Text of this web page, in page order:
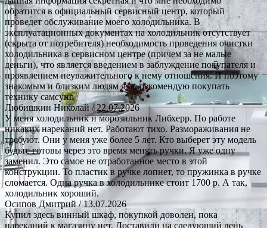
обратится в официальный сервисный центр, который
проведет обслуживание моего холодильника. В
эксплуатационных документах на холодильник отсутствует
(скрыта от потребителя) необходимость проведения очистки
холодильника в сервисном центре (причем за не малые
деньги), что является введением в заблуждение покупателя и
проявлением неуважительного к нему отношения. И поэтому
знакомым и близким людям я не рекомендую покупать
технику самсунг.
Любишкин Николай/ 22.07.2026
У меня холодильник и морозильник Либхерр. По работе
никаких нареканий нет. Работают тихо. Размораживания не
требуют. Они у меня уже более 5 лет. Кто выберет эту модель
будьте готовы через это время менять ручки. Я уже одну
заменил. Это самое не отработанное место в этой
конструкции. То пластик в ручке лопнет, то пружинка в ручке
сломается. Одна ручка в холодильнике стоит 1700 р. А так,
холодильник хороший.
Осипов Дмитрий/ 13.07.2026
Купил здесь винный шкаф, покупкой доволен, пока
нареканий к магазину нет. Доставили на следующий день